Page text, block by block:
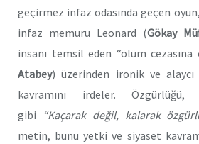
geçirmez infaz odasında geçen
infaz memuru Leonard (Gökay
insanı temsil eden “ölüm cezasına
Atabey) üzerinden ironik ve
kavramını irdeler. Özgürlüğü,
gibi
“Kaçarak değil, kalarak
metin, bunu yetki ve siyaset